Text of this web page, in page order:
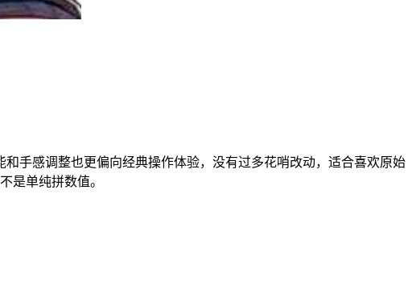
手感调整也更偏向经典操作体验，没有过多花哨改动，适合喜欢原始
是单纯拼数值。